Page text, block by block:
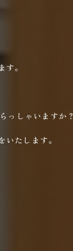
。
っしゃいますか？
たします。